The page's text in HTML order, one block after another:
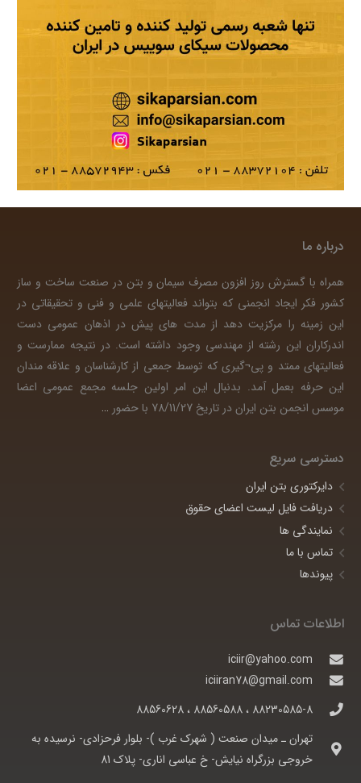
درباره ما
همراه با گسترش روز افزون مصرف سیمان و بتن در صنعت ساخت و ساز
کشور فکر ایجاد انجمنی که بتواند فعالیتهای علمی و فنی و تحقیقاتی در
این زمینه را مرکزیت دهد از مدت های پیش در اذهان عمومی دست
اندرکاران این رشته از مهندسی وجود داشته است. در نتیجه ممارست و
فعالیتهای ممتد و پی¬گیری که توسط جمعی از کارشناسان و علاقه مندان
این حرفه بعمل آمد. بدنبال این امر اولین جلسه مجمع عمومی اعضا
موسس انجمن بتن ایران در تاریخ 78/11/27 با حضور
…
دسترسی سریع
دایرکتوری بتن ایران
دریافت فایل لیست اعضای حقوق
نمایندگی ها
تماس با ما
پیوندها
اطلاعات تماس
iciir@yahoo.com
iciiran78@gmail.com
88230585-8 ، 88560588 ، 88560628
تهران ـ ميدان صنعت ( شهرک غرب )- بلوار فرحزادی- نرسيده به
خروجی بزرگراه نيايش- خ عباسی اناری- پلاک 81